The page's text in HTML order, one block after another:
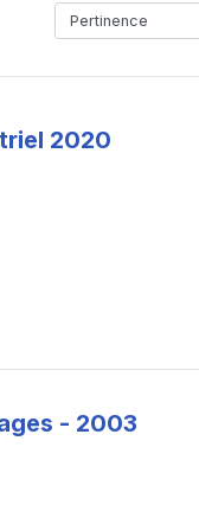
2020
- 2003